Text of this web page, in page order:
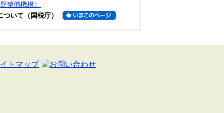
整備機構）
いて（国税庁）